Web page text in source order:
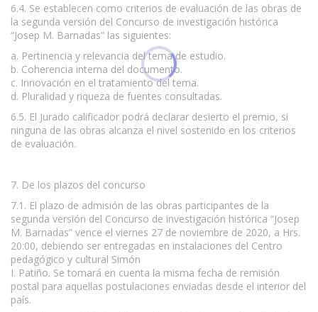
6.4. Se establecen como criterios de evaluación de las obras de
la segunda versión del Concurso de investigación histórica
“Josep M. Barnadas” las siguientes:
a. Pertinencia y relevancia del tema de estudio.
b. Coherencia interna del documento.
c. Innovación en el tratamiento del tema.
d. Pluralidad y riqueza de fuentes consultadas.
6.5. El Jurado calificador podrá declarar desierto el premio, si
ninguna de las obras alcanza el nivel sostenido en los criterios
de evaluación.
7. De los plazos del concurso
7.1. El plazo de admisión de las obras participantes de la
segunda versión del Concurso de investigación histórica “Josep
M. Barnadas” vence el viernes 27 de noviembre de 2020, a Hrs.
20:00, debiendo ser entregadas en instalaciones del Centro
pedagógico y cultural Simón
I. Patiño. Se tomará en cuenta la misma fecha de remisión
postal para aquellas postulaciones enviadas desde el interior del
país.